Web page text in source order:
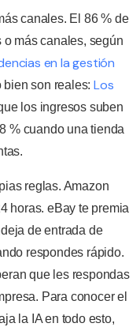
canales. El 86 % de
o más canales, según
en la gestión
bien son reales: Los
los ingresos suben
% cuando una tienda
reglas. Amazon
horas. eBay te premia
de entrada de
respondes rápido.
que les respondas
Para conocer el
la IA en todo esto,